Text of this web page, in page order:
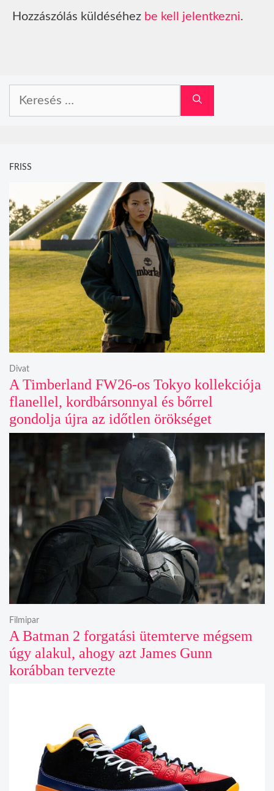
Hozzászólás küldéséhez be kell jelentkezni.
FRISS
A Timberland FW26-os Tokyo kollekciója
flanellel, kordbársonnyal és bőrrel
gondolja újra az időtlen örökséget
Divat
A Batman 2 forgatási ütemterve mégsem
úgy alakul, ahogy azt James Gunn
korábban tervezte
Filmipar